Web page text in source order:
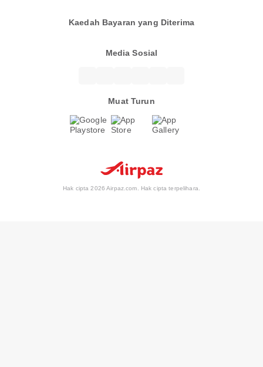
Kaedah Bayaran yang Diterima
Media Sosial
Muat Turun
Hak cipta 2026 Airpaz.com. Hak cipta terpelihara.